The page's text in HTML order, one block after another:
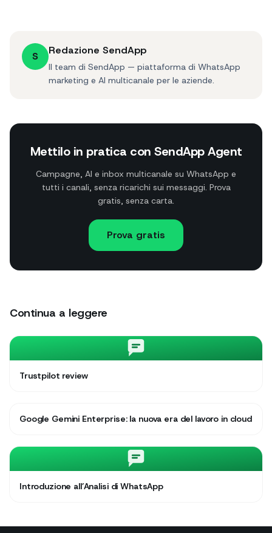
S Redazione SendApp
Il team di SendApp — piattaforma di WhatsApp
marketing e AI multicanale per le aziende.
Mettilo in pratica con SendApp Agent
Campagne, AI e inbox multicanale su WhatsApp e
tutti i canali, senza ricarichi sui messaggi. Prova
gratis, senza carta.
Prova gratis
Continua a leggere
Trustpilot review
Google Gemini Enterprise: la nuova era del lavoro in cloud
Introduzione all’Analisi di WhatsApp